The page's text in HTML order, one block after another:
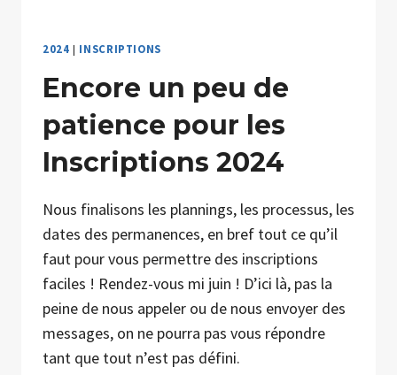
2024 | INSCRIPTIONS
Encore un peu de
patience pour les
Inscriptions 2024
Nous finalisons les plannings, les processus, les
dates des permanences, en bref tout ce qu’il
faut pour vous permettre des inscriptions
faciles ! Rendez-vous mi juin ! D’ici là, pas la
peine de nous appeler ou de nous envoyer des
messages, on ne pourra pas vous répondre
tant que tout n’est pas défini.